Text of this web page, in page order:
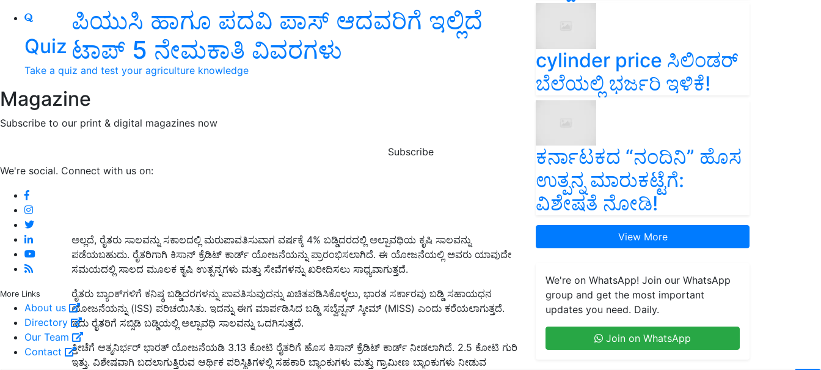
Quiz
Take a quiz and test your agriculture knowledge
Magazine
Subscribe to our print & digital magazines now
Subscribe
We're social. Connect with us on:
More Links
About us
Directory
Our Team
Contact
ಪಿಯುಸಿ ಹಾಗೂ ಪದವಿ ಪಾಸ್‌ ಆದವರಿಗೆ ಇಲ್ಲಿದೆ
ಟಾಪ್‌ 5 ನೇಮಕಾತಿ ವಿವರಗಳು
ಅಲ್ಲದೆ, ರೈತರು ಸಾಲವನ್ನು ಸಕಾಲದಲ್ಲಿ ಮರುಪಾವತಿಸುವಾಗ ವರ್ಷಕ್ಕೆ 4% ಬಡ್ಡಿದರದಲ್ಲಿ ಅಲ್ಪಾವಧಿಯ ಕೃಷಿ ಸಾಲವನ್ನು
ಪಡೆಯಬಹುದು. ರೈತರಿಗಾಗಿ ಕಿಸಾನ್ ಕ್ರೆಡಿಟ್ ಕಾರ್ಡ್ ಯೋಜನೆಯನ್ನು ಪ್ರಾರಂಭಿಸಲಾಗಿದೆ. ಈ ಯೋಜನೆಯಲ್ಲಿ ಅವರು ಯಾವುದೇ
ಸಮಯದಲ್ಲಿ ಸಾಲದ ಮೂಲಕ ಕೃಷಿ ಉತ್ಪನ್ನಗಳು ಮತ್ತು ಸೇವೆಗಳನ್ನು ಖರೀದಿಸಲು ಸಾಧ್ಯವಾಗುತ್ತದೆ.
ರೈತರು ಬ್ಯಾಂಕ್‌ಗಳಿಗೆ ಕನಿಷ್ಠ ಬಡ್ಡಿದರಗಳನ್ನು ಪಾವತಿಸುವುದನ್ನು ಖಚಿತಪಡಿಸಿಕೊಳ್ಳಲು, ಭಾರತ ಸರ್ಕಾರವು ಬಡ್ಡಿ ಸಹಾಯಧನ
ಯೋಜನೆಯನ್ನು (ISS) ಪರಿಚಯಿಸಿತು. ಇದನ್ನು ಈಗ ಮಾರ್ಪಡಿಸಿದ ಬಡ್ಡಿ ಸಬ್ವೆನ್ಷನ್ ಸ್ಕೀಮ್ (MISS) ಎಂದು ಕರೆಯಲಾಗುತ್ತದೆ.
ಇದು ರೈತರಿಗೆ ಸಬ್ಸಿಡಿ ಬಡ್ಡಿಯಲ್ಲಿ ಅಲ್ಪಾವಧಿ ಸಾಲವನ್ನು ಒದಗಿಸುತ್ತದೆ.
ತ್ತೀಚೆಗೆ ಆತ್ಮನಿರ್ಭರ್ ಭಾರತ್ ಯೋಜನೆಯಡಿ 3.13 ಕೋಟಿ ರೈತರಿಗೆ ಹೊಸ ಕಿಸಾನ್ ಕ್ರೆಡಿಟ್ ಕಾರ್ಡ್ ನೀಡಲಾಗಿದೆ. 2.5 ಕೋಟಿ ಗುರಿ
ಇತ್ತು. ವಿಶೇಷವಾಗಿ ಬದಲಾಗುತ್ತಿರುವ ಆರ್ಥಿಕ ಪರಿಸ್ಥಿತಿಗಳಲ್ಲಿ ಸಹಕಾರಿ ಬ್ಯಾಂಕುಗಳು ಮತ್ತು ಗ್ರಾಮೀಣ ಬ್ಯಾಂಕುಗಳು ನೀಡುವ
cylinder price ಸಿಲಿಂಡರ್‌
ಬೆಲೆಯಲ್ಲಿ ಭರ್ಜರಿ ಇಳಿಕೆ!
ಕರ್ನಾಟಕದ “ನಂದಿನಿ” ಹೊಸ
ಉತ್ಪನ್ನ ಮಾರುಕಟ್ಟೆಗೆ:
ವಿಶೇಷತೆ ನೋಡಿ!
View More
We're on WhatsApp! Join our WhatsApp
group and get the most important
updates you need. Daily.
Join on WhatsApp